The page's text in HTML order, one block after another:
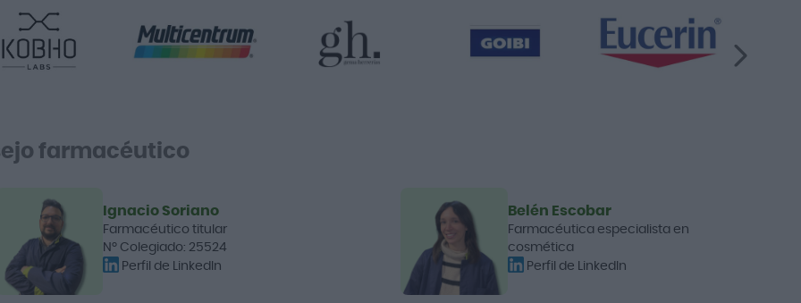
farmacéutico
Ignacio Soriano
Farmacéutico titular
Nº Colegiado: 25524
Perfil de LinkedIn
Belén Escobar
Farmacéutica especialista en
cosmética
Perfil de LinkedIn